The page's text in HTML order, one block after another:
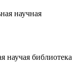
научная
научая библиотека